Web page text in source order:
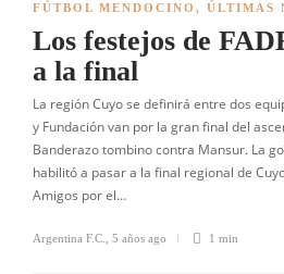
FÚTBOL MENDOCINO , ÚLTIMAS
Los festejos de
a la final
La región Cuyo se definirá entre dos
y Fundación van por la gran final del
Banderazo tombino contra Mansur. La
habilitó a pasar a la final regional de
Amigos por el…
Argentina F.C. 5 años ago 1 min